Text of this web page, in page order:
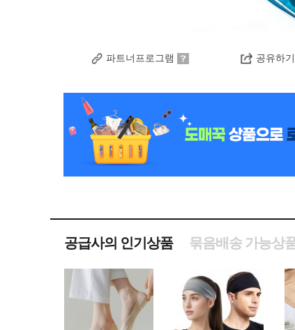
파트너프로그램 공유하기
공급사의 인기상품 묶음배송 가능상